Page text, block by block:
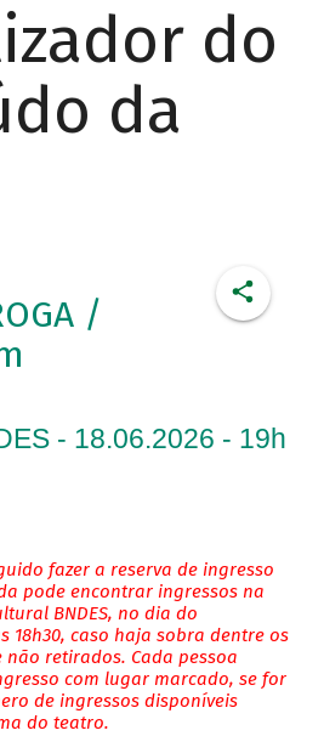
do
da
/
- 18.06.2026 - 19h
fazer a reserva de ingresso
pode encontrar ingressos na
BNDES, no dia do
18h30, caso haja sobra dentre os
não retirados. Cada pessoa
com lugar marcado, se for
de ingressos disponíveis
do teatro.